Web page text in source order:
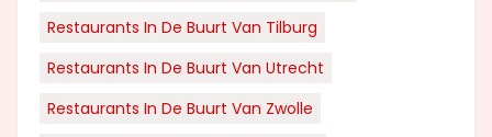
Restaurants In De Buurt Van Tilburg
Restaurants In De Buurt Van Utrecht
Restaurants In De Buurt Van Zwolle